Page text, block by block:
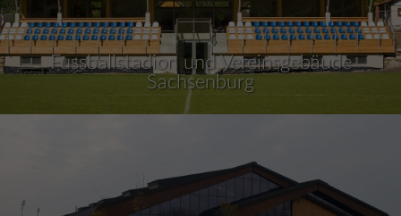
Fussballstadion und Vereinsgebäude
Sachsenburg